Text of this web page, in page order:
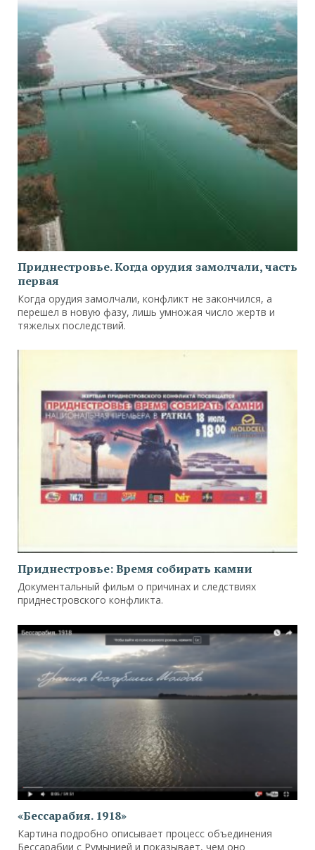
Приднестровье. Когда орудия замолчали, часть
первая
Когда орудия замолчали, конфликт не закончился, а
перешел в новую фазу, лишь умножая число жертв и
тяжелых последствий.
Приднестровье: Время собирать камни
Документальный фильм о причинах и следствиях
приднестровского конфликта.
«Бессарабия. 1918»
Картина подробно описывает процесс объединения
Бессарабии с Румынией и показывает, чем оно